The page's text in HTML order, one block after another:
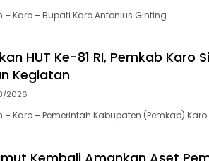
– Karo – Bupati Karo Antonius Ginting…
HUT Ke-81 RI, Pemkab Karo
Kegiatan
2026
– Karo – Pemerintah Kabupaten (Pemkab)